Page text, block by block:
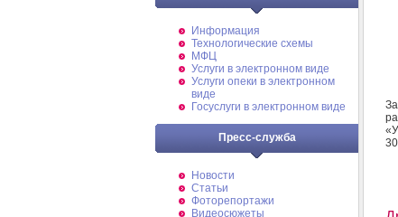
Информация
Технологические схемы
МФЦ
Услуги в электронном виде
Услуги опеки в электронном
виде
Госуслуги в электронном виде
Пресс-служба
Новости
Статьи
Фоторепортажи
Видеосюжеты